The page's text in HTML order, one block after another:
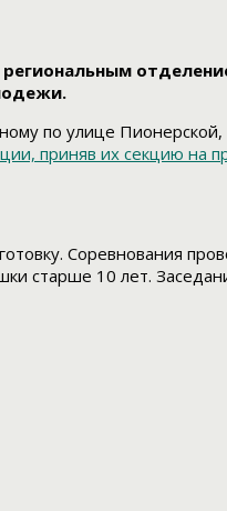
по улице
приняв их секцию на
Соревнования
старше 10 лет.